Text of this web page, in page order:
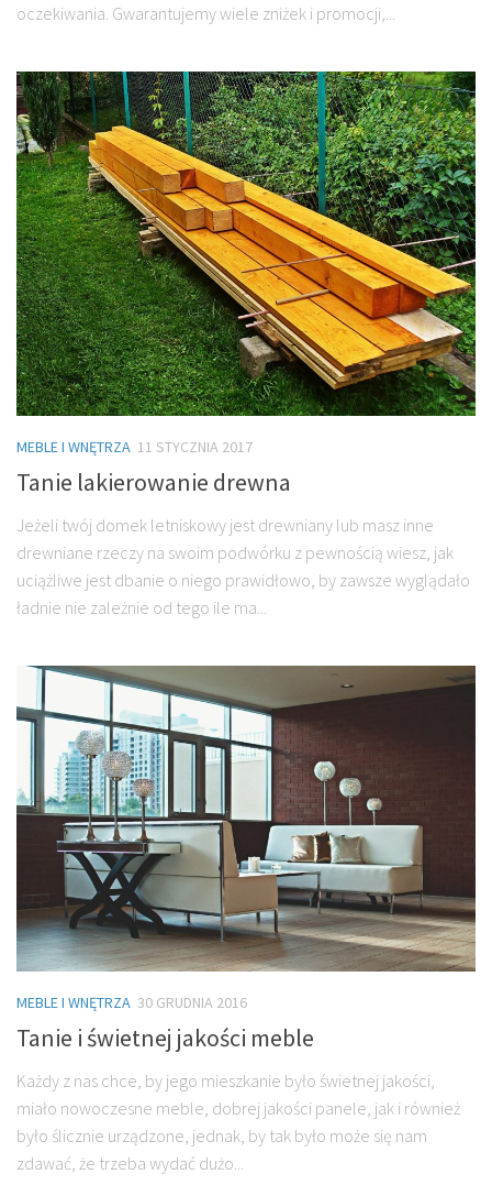
oczekiwania. Gwarantujemy wiele zniżek i promocji,...
MEBLE I WNĘTRZA 11 STYCZNIA 2017
Tanie lakierowanie drewna
Jeżeli twój domek letniskowy jest drewniany lub masz inne
drewniane rzeczy na swoim podwórku z pewnością wiesz, jak
uciążliwe jest dbanie o niego prawidłowo, by zawsze wyglądało
ładnie nie zależnie od tego ile ma...
MEBLE I WNĘTRZA 30 GRUDNIA 2016
Tanie i świetnej jakości meble
Każdy z nas chce, by jego mieszkanie było świetnej jakości,
miało nowoczesne meble, dobrej jakości panele, jak i również
było ślicznie urządzone, jednak, by tak było może się nam
zdawać, że trzeba wydać dużo...